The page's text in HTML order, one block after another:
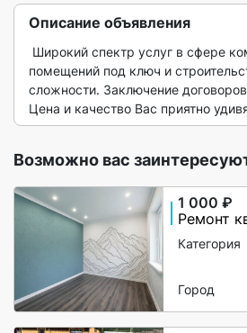
Описание объявления
помещений под ключ и
сложности. Заключение
Цена и качество Вас приятно
Возможно вас
1 000 ₽
Ремонт
Категория
Город